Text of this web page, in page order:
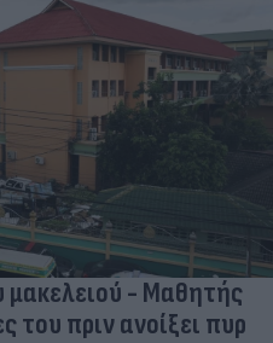
μακελειού - Μαθητής
πριν ανοίξει πυρ